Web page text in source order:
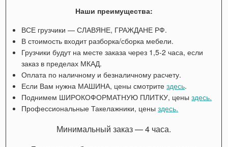
Наши преимущества:
ВСЕ грузчики — СЛАВЯНЕ, ГРАЖДАНЕ РФ.
В стоимость входит разборка/сборка мебели.
Грузчики будут на месте заказа через 1,5-2 часа, если
заказ в пределах МКАД.
Оплата по наличному и безналичному расчету.
Если Вам нужна МАШИНА, цены смотритездесь.
Поднимем ШИРОКОФОРМАТНУЮ ПЛИТКУ, ценыздесь.
Профессиональные Такелажники, ценыздесь.
Минимальный заказ — 4 часа.